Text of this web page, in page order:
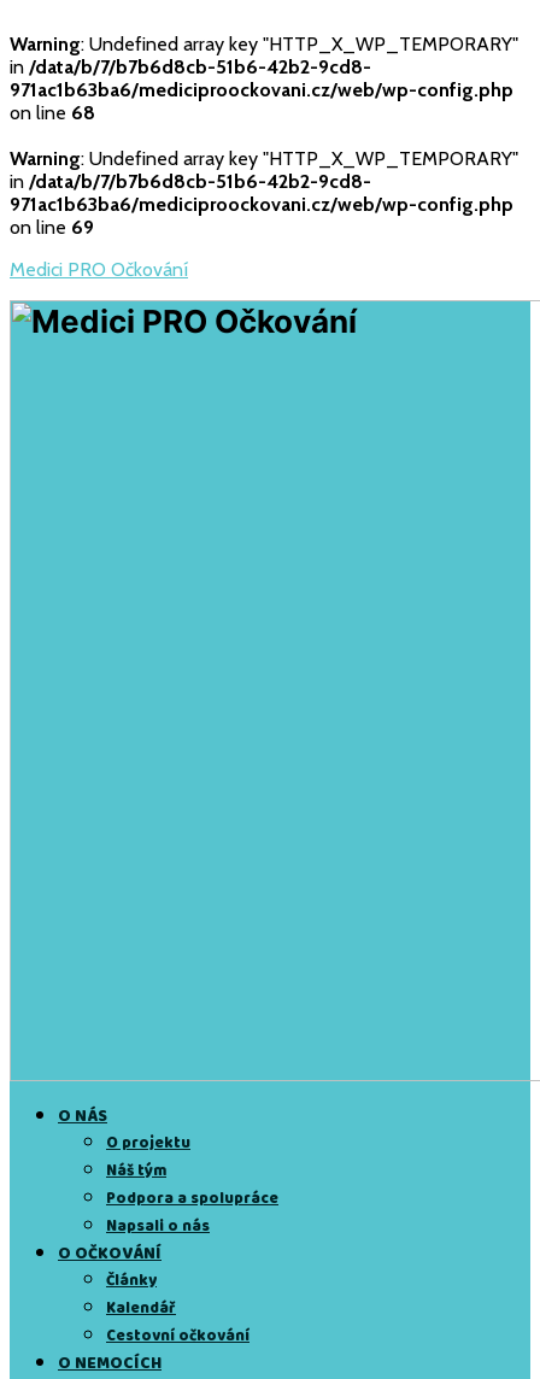
Warning: Undefined array key "HTTP_X_WP_TEMPORARY"
in /data/b/7/b7b6d8cb-51b6-42b2-9cd8-
971ac1b63ba6/mediciproockovani.cz/web/wp-config.php
on line 68
Warning: Undefined array key "HTTP_X_WP_TEMPORARY"
in /data/b/7/b7b6d8cb-51b6-42b2-9cd8-
971ac1b63ba6/mediciproockovani.cz/web/wp-config.php
on line 69
Medici PRO Očkování
O NÁS
O projektu
Náš tým
Podpora a spolupráce
Napsali o nás
O OČKOVÁNÍ
Články
Kalendář
Cestovní očkování
O NEMOCÍCH